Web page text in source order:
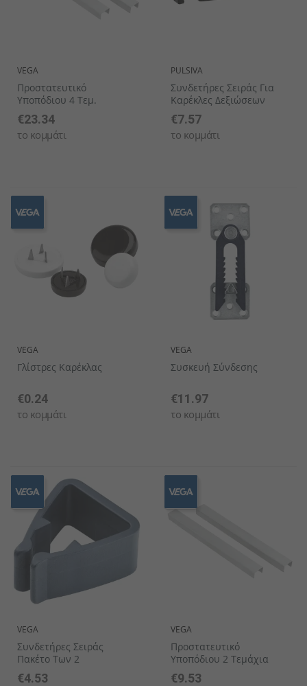
VEGA
Προστατευτικό
Υποπόδιου 4 Τεμ.
€23.34
το κομμάτι
PULSIVA
Συνδετήρες Σειράς Για
Καρέκλες Δεξιώσεων
€7.57
το κομμάτι
VEGA
Γλίστρες Καρέκλας
€0.24
το κομμάτι
VEGA
Συσκευή Σύνδεσης
€11.97
το κομμάτι
VEGA
Συνδετήρες Σειράς
Πακέτο Των 2
€4.53
VEGA
Προστατευτικό
Υποπόδιου 2 Τεμάχια
€9.53